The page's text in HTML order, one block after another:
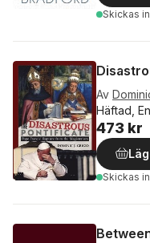
Skickas
Av
Häftad,
473 kr
Skickas